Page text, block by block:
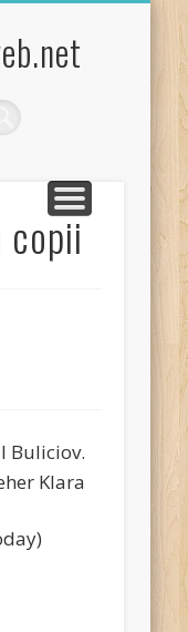
copii
Buliciov.
Klara